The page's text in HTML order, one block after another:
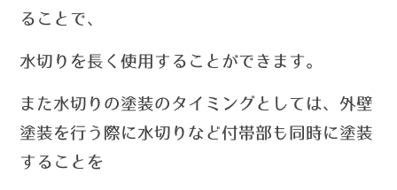
ることで、
水切りを長く使用することができます。
また水切りの塗装のタイミングとしては、外壁
塗装を行う際に水切りなど付帯部も同時に塗装
することを